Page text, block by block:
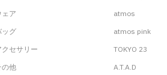
ェア
ッグ
クセサリー
の他
atmos
atmos pink
TOKYO 23
A.T.A.D